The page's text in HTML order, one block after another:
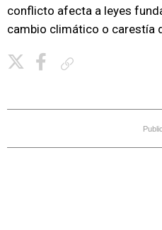
conflicto afecta a leyes
cambio climático o carestía